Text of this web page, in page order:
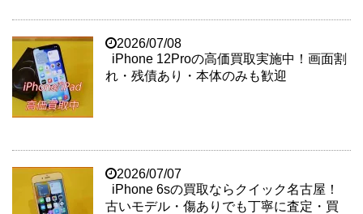
2026/07/08
iPhone 12Proの高価買取実施中！画面割
れ・残債あり・本体のみも歓迎
2026/07/07
iPhone 6sの買取ならクイック名古屋！
古いモデル・傷ありでも丁寧に査定・買